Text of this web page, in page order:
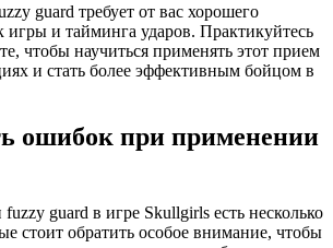
guard требует от вас хорошего
и тайминга ударов. Практикуйтесь
чтобы научиться применять этот прием
и стать более эффективным бойцом в
ошибок при применении
guard в игре Skullgirls есть несколько
стоит обратить особое внимание, чтобы